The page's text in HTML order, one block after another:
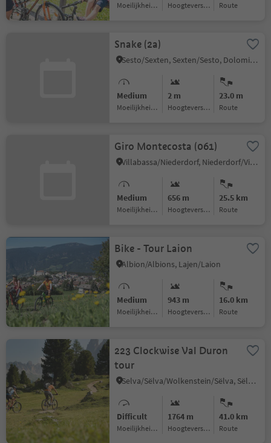
Moeilijkheidsgraad Hoogteverschil Route
Snake (2a)
Sesto/Sexten, Sexten/Sesto, Dolomites Region 3 Zinnen
Medium
Moeilijkheidsgraad
2 m
Hoogteverschil
23.0 m
Route
Giro Montecosta (061)
Villabassa/Niederdorf, Niederdorf/Villabassa, Dolomites Region 3 Zinnen
Medium
Moeilijkheidsgraad
656 m
Hoogteverschil
25.5 km
Route
Bike - Tour Laion
Albion/Albions, Lajen/Laion
Medium
Moeilijkheidsgraad
943 m
Hoogteverschil
16.0 km
Route
223 Clockwise Val Duron
tour
Selva/Sëlva/Wolkenstein/Sëlva, Sëlva/Selva di Val Gardena, Dolomites Region Val Gardena
Difficult
Moeilijkheidsgraad
1764 m
Hoogteverschil
41.0 km
Route